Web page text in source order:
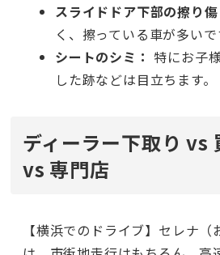
スライドドア下部の擦り
く、擦っている車が多いで
シートのシミ： 特にお子
した跡などは目立ちます。
ディーラー下取り vs
vs 専門店
【横浜でのドライブ】セレナ（